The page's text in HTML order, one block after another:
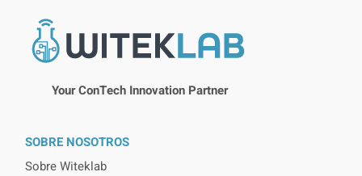
Your ConTech Innovation Partner
SOBRE NOSOTROS
Sobre Witeklab